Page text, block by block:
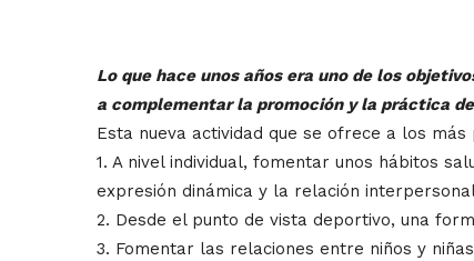
Lo que hace unos años era uno de los
a complementar la promoción y la práctica
Esta nueva actividad que se ofrece a los
1. A nivel individual, fomentar unos hábitos
expresión dinámica y la relación
2. Desde el punto de vista deportivo, una
3. Fomentar las relaciones entre niños y